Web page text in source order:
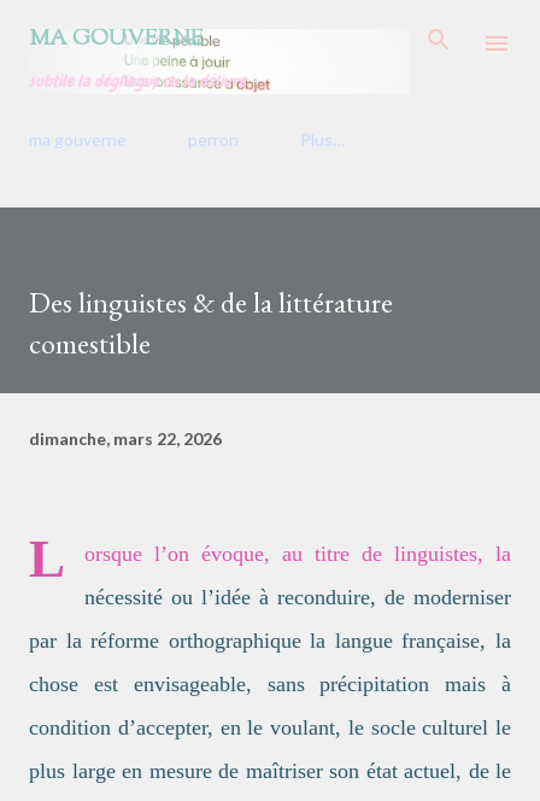
Accéder au contenu principal
MA GOUVERNE
subtile la déglingue ou la délivre
ma gouverne perron Plus…
Des linguistes & de la littérature
comestible
dimanche, mars 22, 2026
L
orsque l’on évoque, au titre de linguistes, la
nécessité ou l’idée à reconduire, de moderniser
par la réforme orthographique la langue française, la
chose est envisageable, sans précipitation mais à
condition d’accepter, en le voulant, le socle culturel le
plus large en mesure de maîtriser son état actuel, de le